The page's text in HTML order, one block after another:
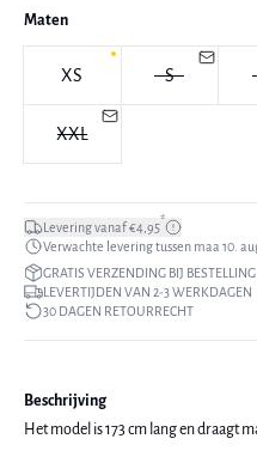
Maten
XS S
XXL
Levering vanaf €4,95*
Verwachte levering tussen maa 10.
GRATIS VERZENDING BIJ
LEVERTIJDEN VAN 2-3 WERKDAGEN
30 DAGEN RETOURRECHT
Beschrijving
Het model is 173 cm lang en draagt